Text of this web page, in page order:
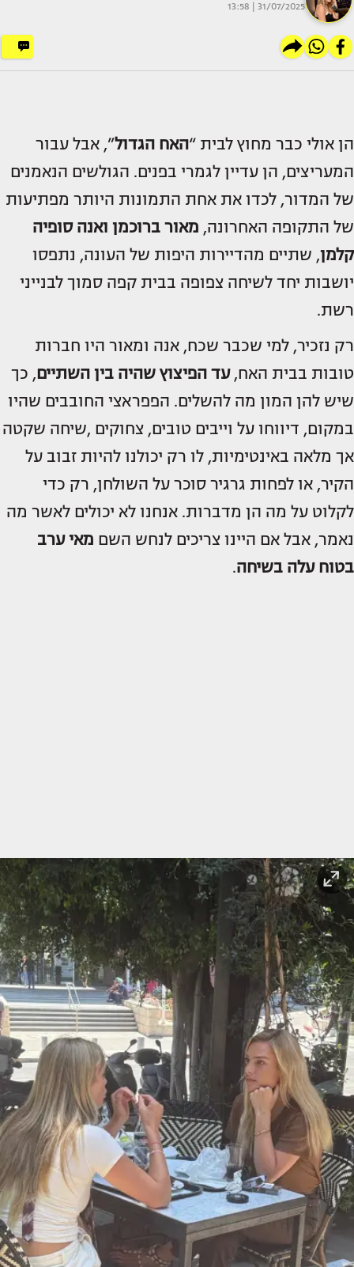
31/07/2025 | 13:58
הן אולי כבר מחוץ לבית “האח הגדול”, אבל עבור
המעריצים, הן עדיין לגמרי בפנים. הגולשים הנאמנים
של המדור, לכדו את אחת התמונות היותר מפתיעות
של התקופה האחרונה, מאור ברוכמן ואנה סופיה
קלמן, שתיים מהדיירות היפות של העונה, נתפסו
יושבות יחד לשיחה צפופה בבית קפה סמוך לבנייני
רשת.
רק נזכיר, למי שכבר שכח, אנה ומאור היו חברות
טובות בבית האח,עד הפיצוץ שהיה בין השתיים, כך
שיש להן המון מה להשלים. הפפראצי החובבים שהיו
במקום, דיווחו על וייבים טובים, צחוקים ,שיחה שקטה
אך מלאה באינטימיות, לו רק יכולנו להיות זבוב על
הקיר, או לפחות גרגיר סוכר על השולחן, רק כדי
לקלוט על מה הן מדברות. אנחנו לא יכולים לאשר מה
נאמר, אבל אם היינו צריכים לנחש השם מאי ערב
בטוח עלה בשיחה.